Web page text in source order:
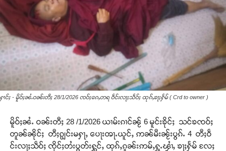
ႁၢင်ႈ - မိူဝ်ႈၼႆႉဝၼ်းတီႈ 28/1/2026 ၸဝ်ႈၵေႇတရ ဝဵင်းလႃႈသဵဝ်ႈ ထုၵ်ႇၶႃႈႁႅမ် ( Crd to owner )
မိူဝ်ႈၼႆႉ ဝၼ်းတီႈ 28 /1/2026 ယၢမ်းၵၢင်ၼႂ် 6 မူင်းၶိုင်ႈ သင်ၶၸဝ်ႈ
တူၼ်ၼိုင်ႈ တီႈၵျွင်းမႁႃႇ ပေႃးၻႃႉယူင်ႇ ဢၼ်မီးၼႂ်းပွၵ်ႉ 4 တီႈဝဵ
င်းလႃႈသဵဝ်ႈ ၸိုင်ႈတႆးပွတ်းႁွင်ႇ ထုၵ်ႇၵူၼ်းဢမ်ႇႁူႉၾၢႆႇ ၶႃႈႁႅမ် လႄႈ